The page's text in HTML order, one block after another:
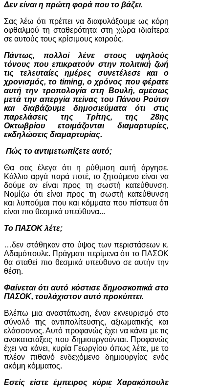
Δεν είναι η πρώτη φορά που το βάζει.
Σας λέω ότι πρέπει να διαφυλάξουμε ως κόρη
οφθαλμού τη σταθερότητα στη χώρα ιδιαίτερα
σε αυτούς τους κρίσιμους καιρούς.
Πάντως, πολλοί λένε στους υψηλούς
τόνους που επικρατούν στην πολιτική ζωή
τις τελευταίες ημέρες συνετέλεσε και ο
χρονισμός, το timing, ο χρόνος που φέρατε
αυτή την τροπολογία στη Βουλή, αμέσως
μετά την απεργία πείνας του Πάνου Ρούτσι
και διαβάζουμε δημοσιεύματα ότι στις
παρελάσεις της Τρίτης, της 28ης
Οκτωβρίου ετοιμάζονται διαμαρτυρίες,
εκδηλώσεις διαμαρτυρίας.
Πώς το αντιμετωπίζετε αυτό;
Θα σας έλεγα ότι η ρύθμιση αυτή άργησε.
Κάλλιο αργά παρά ποτέ, το ζητούμενο είναι να
δούμε αν είναι προς τη σωστή κατεύθυνση.
Νομίζω ότι είναι προς τη σωστή κατεύθυνση
και λυπούμαι που και κόμματα που πίστευα ότι
είναι πιο θεσμικά υπεύθυνα...
Το ΠΑΣΟΚ λέτε;
…δεν στάθηκαν στο ύψος των περιστάσεων κ.
Αδαμόπουλε. Πράγματι περίμενα ότι το ΠΑΣΟΚ
θα σταθεί πιο θεσμικά υπεύθυνο σε αυτήν την
θέση.
Φαίνεται ότι αυτό κόστισε δημοσκοπικά στο
ΠΑΣΟΚ, τουλάχιστον αυτό προκύπτει.
Βλέπω μια αναστάτωση, έναν εκνευρισμό στο
σύνολό της αντιπολίτευσης, αξιωματικής και
ελάσσονος. Αυτό προφανώς έχει να κάνει με τις
ανακατατάξεις που δημιουργούνται. Προφανώς
έχει να κάνει, κυρία Γεωργίου όπως λέτε, με το
πλέον πιθανό ενδεχόμενο δημιουργίας ενός
ακόμη κόμματος.
Εσείς είστε έμπειρος κύριε Χαρακόπουλε